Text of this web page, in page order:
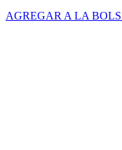
AGREGAR A LA